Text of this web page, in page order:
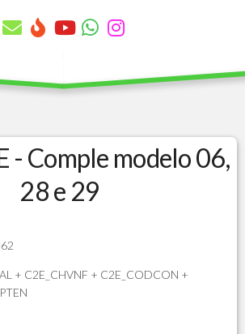
- Comple modelo 06,
28 e 29
+ C2E_CHVNF + C2E_CODCON +